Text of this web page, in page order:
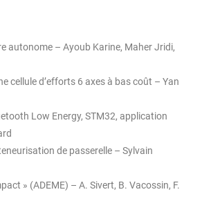
autonome – Ayoub Karine, Maher Jridi,
cellule d’efforts 6 axes à bas coût – Yan
Low Energy, STM32, application
de passerelle – Sylvain
» (ADEME) – A. Sivert, B. Vacossin, F.